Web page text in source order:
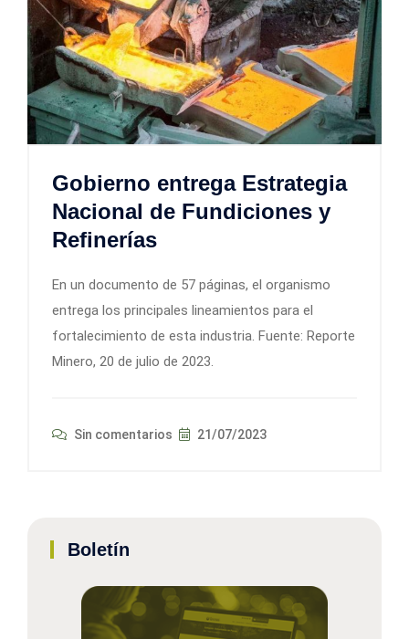
Gobierno entrega Estrategia
Nacional de Fundiciones y
Refinerías
En un documento de 57 páginas, el organismo
entrega los principales lineamientos para el
fortalecimiento de esta industria. Fuente: Reporte
Minero, 20 de julio de 2023.
Sin comentarios 21/07/2023
Boletín